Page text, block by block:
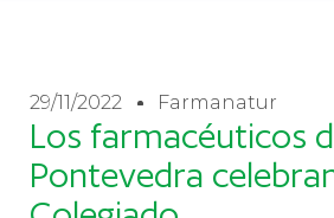
29/11/2022 Farmanatur
Los farmacéuticos
Pontevedra